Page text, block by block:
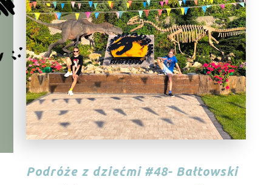
Podróże z dziećmi #48- Bałtowski